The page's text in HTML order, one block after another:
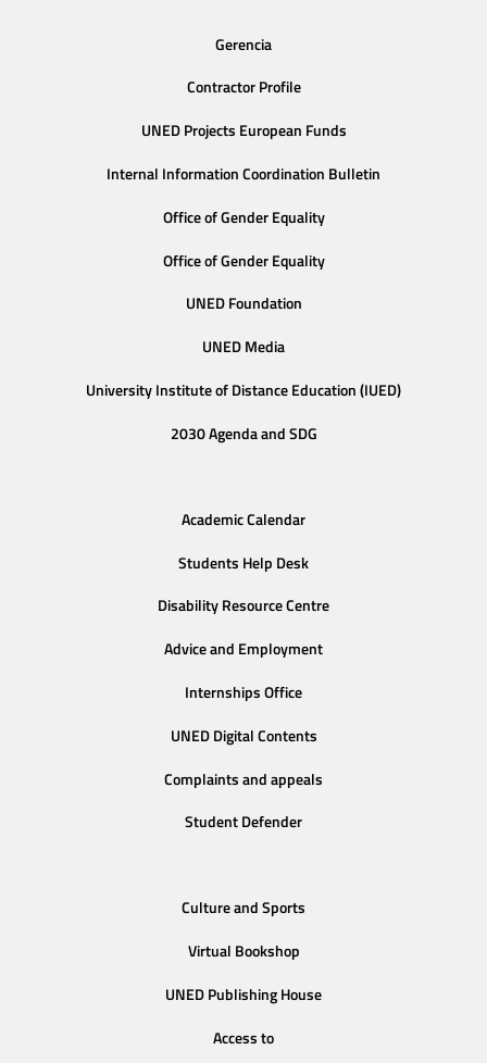
Gerencia
Contractor Profile
UNED Projects European Funds
Internal Information Coordination Bulletin
Office of Gender Equality
Office of Gender Equality
UNED Foundation
UNED Media
University Institute of Distance Education (IUED)
2030 Agenda and SDG
Academic Calendar
Students Help Desk
Disability Resource Centre
Advice and Employment
Internships Office
UNED Digital Contents
Complaints and appeals
Student Defender
Culture and Sports
Virtual Bookshop
UNED Publishing House
Access to